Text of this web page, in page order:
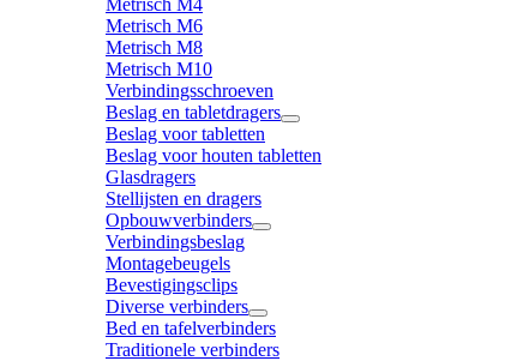
Metrisch M6
Metrisch M8
Metrisch M10
Verbindingsschroeven
Beslag en tabletdragers
Beslag voor tabletten
Beslag voor houten tabletten
Glasdragers
Stellijsten en dragers
Opbouwverbinders
Verbindingsbeslag
Montagebeugels
Bevestigingsclips
Diverse verbinders
Bed en tafelverbinders
Traditionele verbinders